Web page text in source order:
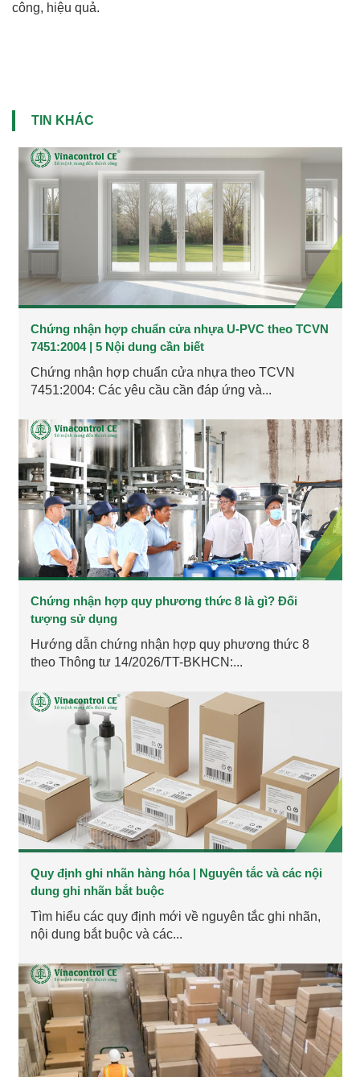
công, hiệu quả.
TIN KHÁC
Chứng nhận hợp chuẩn cửa nhựa U-PVC theo TCVN
7451:2004 | 5 Nội dung cần biết
Chứng nhận hợp chuẩn cửa nhựa theo TCVN
7451:2004: Các yêu cầu cần đáp ứng và...
Chứng nhận hợp quy phương thức 8 là gì? Đối
tượng sử dụng
Hướng dẫn chứng nhận hợp quy phương thức 8
theo Thông tư 14/2026/TT-BKHCN:...
Quy định ghi nhãn hàng hóa | Nguyên tắc và các nội
dung ghi nhãn bắt buộc
Tìm hiểu các quy định mới về nguyên tắc ghi nhãn,
nội dung bắt buộc và các...